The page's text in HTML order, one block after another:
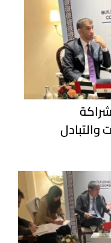
والتبادل